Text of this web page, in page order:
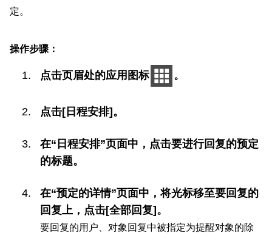
定。
操作步骤：
点击页眉处的应用图标 。
点击[日程安排]。
在“日程安排”页面中，点击要进行回复的预定
的标题。
在“预定的详情”页面中，将光标移至要回复的
回复上，点击[全部回复]。
要回复的用户、对象回复中被指定为提醒对象的除